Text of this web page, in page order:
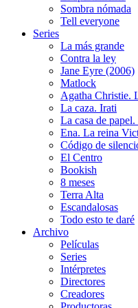
Sombra nómada
Tell everyone
Series
La más grande
Contra la ley
Jane Eyre (2006)
Matlock
Agatha Christie.
La caza. Irati
La casa de
Ena. La reina
Código de
El Centro
Bookish
8 meses
Terra Alta
Escandalosas
Todo esto te daré
Archivo
Películas
Series
Intérpretes
Directores
Creadores